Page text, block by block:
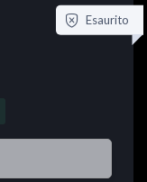
Esaurito